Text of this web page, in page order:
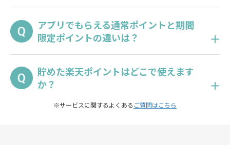
毎日アプリを開いて
マークがついた広
告を閲覧するだけでポイントが貯まります。
アプリでもらえる通常ポイントと期間
限定ポイントの違いは？
アプリ内
マークがついた広告を閲覧し
て貯まるのは「通常ポイント」です。お得な
キャンペーンに参加して「期間限定ポイン
ト」も貯めることができます。
貯めた楽天ポイントはどこで使えます
か？
※サービスに関するよくある ご質問はこちら